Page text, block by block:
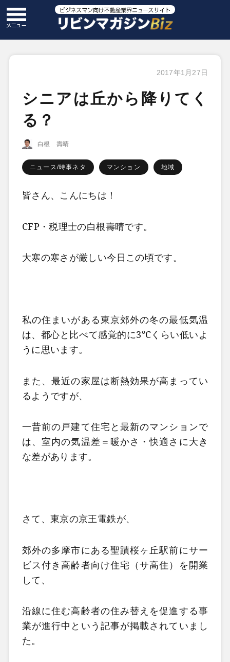
2017年1月27日
シニアは丘から降りてく
る？
白根 壽晴
ニュース/時事ネタ マンション 地域
皆さん、こんにちは！
CFP・税理士の白根壽晴です。
大寒の寒さが厳しい今日この頃です。
私の住まいがある東京郊外の冬の最低気温
は、都心と比べて感覚的に3℃くらい低いよ
うに思います。
また、最近の家屋は断熱効果が高まってい
るようですが、
一昔前の戸建て住宅と最新のマンションで
は、室内の気温差＝暖かさ・快適さに大き
な差があります。
さて、東京の京王電鉄が、
郊外の多摩市にある聖蹟桜ヶ丘駅前にサー
ビス付き高齢者向け住宅（サ高住）を開業
して、
沿線に住む高齢者の住み替えを促進する事
業が進行中という記事が掲載されていまし
た。